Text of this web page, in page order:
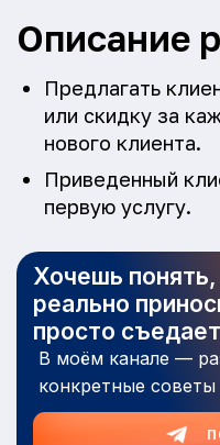
Описание
Предлагать
или скидку за
нового клиента.
Приведенный
первую услугу.
Хочешь
реально
просто
В моём канале —
конкретные